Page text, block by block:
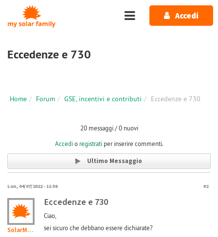
Salta al contenuto principale
Accedi
Eccedenze e 730
Home Forum GSE, incentivi e contributi Eccedenze e 730
20 messaggi / 0 nuovi
Accedio registratiper inserire commenti.
Ultimo Messaggio
Lun, 04/07/2022 - 11:56 #2
SolarManuel
Eccedenze e 730
Ciao,
sei sicuro che debbano essere dichiarate?